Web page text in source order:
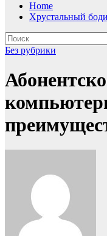
Home
Хрустальный
Без рубрики